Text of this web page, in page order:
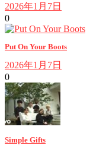
2026年1月7日
0
Put On Your Boots
2026年1月7日
0
Simple Gifts